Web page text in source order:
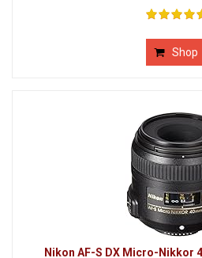
Shop
Nikon AF-S DX Micro-Nikkor